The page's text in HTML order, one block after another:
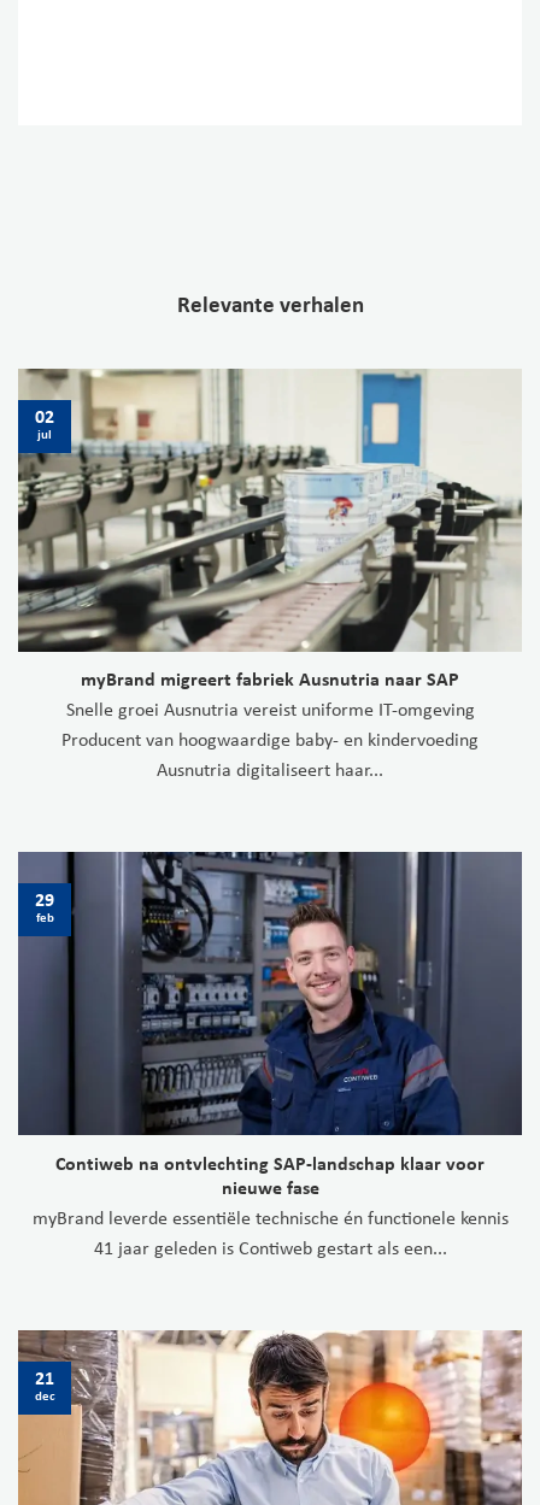
Relevante verhalen
myBrand migreert fabriek Ausnutria naar SAP
Snelle groei Ausnutria vereist uniforme IT-omgeving
Producent van hoogwaardige baby- en kindervoeding
Ausnutria digitaliseert haar...
02
jul
Contiweb na ontvlechting SAP-landschap klaar voor
nieuwe fase
myBrand leverde essentiële technische én functionele kennis
41 jaar geleden is Contiweb gestart als een...
29
feb
21
dec